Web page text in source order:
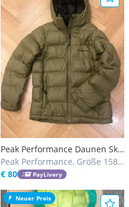
Peak Performance Daunen Ski
Frost Jacke 160 Olive Grün
Peak Performance, Größe 158,
164
€ 80 PayLivery
Neuer Preis